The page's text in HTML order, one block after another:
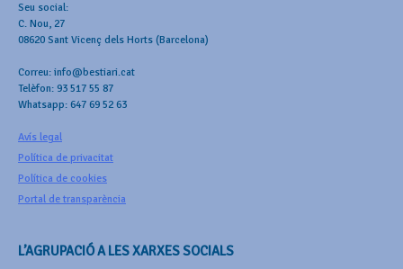
Seu social:
C. Nou, 27
08620 Sant Vicenç dels Horts (Barcelona)
Correu: info@bestiari.cat
Telèfon: 93 517 55 87
Whatsapp: 647 69 52 63
Avís legal
Política de privacitat
Política de cookies
Portal de transparència
L’AGRUPACIÓ A LES XARXES SOCIALS